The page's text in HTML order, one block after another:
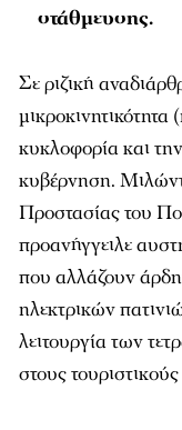
στάθμευσης.
Σε ριζική
κυκλοφορία και
κυβέρνηση.
Προστασίας του
προανήγγειλε
που αλλάζουν
ηλεκτρικών
λειτουργία των
στους